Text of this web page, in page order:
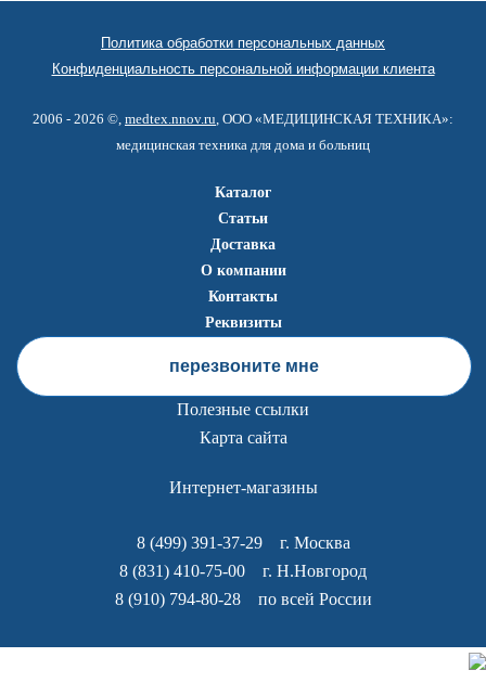
Политика обработки персональных данных
Конфиденциальность персональной информации клиента
2006 - 2026 ©, medtex.nnov.ru , ООО «МЕДИЦИНСКАЯ ТЕХНИКА»:
медицинская техника для дома и больниц
Каталог
Статьи
Доставка
О компании
Контакты
Реквизиты
перезвоните мне
Полезные ссылки
Карта сайта
Интернет-магазины
8 (499) 391-37-29г. Москва
8 (831) 410-75-00 г. Н.Новгород
8 (910) 794-80-28по всей России